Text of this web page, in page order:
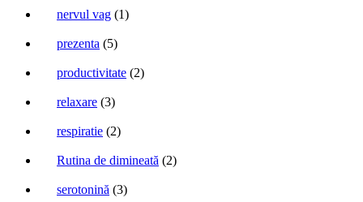
nervul vag (1)
prezenta (5)
productivitate (2)
relaxare (3)
respiratie (2)
Rutina de dimineată (2)
serotonină (3)